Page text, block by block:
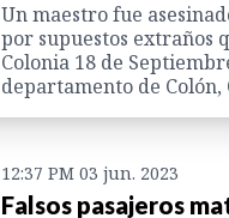
Un maestro fue
por supuestos extraños
Colonia 18 de
departamento de
12:37 PM 03 jun. 2023
Falsos pasajeros